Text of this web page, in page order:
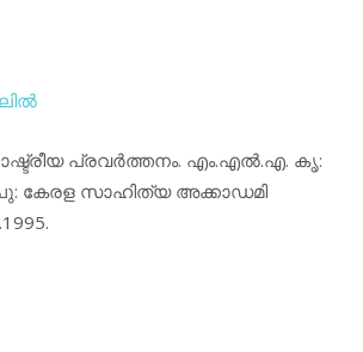
പ്രവര്‍ത്തനം. എം.എല്‍.എ. കൃ:
പു: കേരള സാഹിത്യ അക്കാഡമി